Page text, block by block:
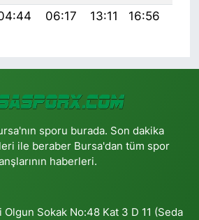
06:17 13:11 16:56
sporu burada. Son dakika
ile beraber Bursa'dan tüm spor
haberleri.
Olgun Sokak No:48 Kat 3 D 11 (Seda